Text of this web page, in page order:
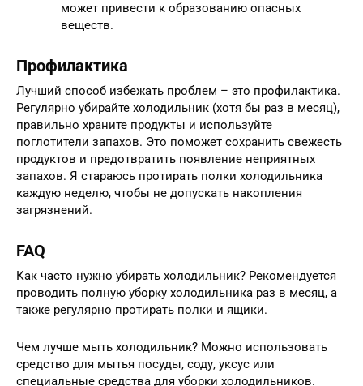
может привести к образованию опасных
веществ.
Профилактика
Лучший способ избежать проблем – это профилактика.
Регулярно убирайте холодильник (хотя бы раз в месяц),
правильно храните продукты и используйте
поглотители запахов. Это поможет сохранить свежесть
продуктов и предотвратить появление неприятных
запахов. Я стараюсь протирать полки холодильника
каждую неделю, чтобы не допускать накопления
загрязнений.
FAQ
Как часто нужно убирать холодильник? Рекомендуется
проводить полную уборку холодильника раз в месяц, а
также регулярно протирать полки и ящики.
Чем лучше мыть холодильник? Можно использовать
средство для мытья посуды, соду, уксус или
специальные средства для уборки холодильников.